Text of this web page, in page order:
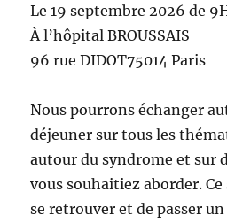
Le 19 septembre 2026 de
À l’hôpital BROUSSAIS
96 rue DIDOT75014 Paris
Nous pourrons échanger
déjeuner sur tous les
autour du syndrome et sur
vous souhaitiez aborder. Ce
se retrouver et de passer